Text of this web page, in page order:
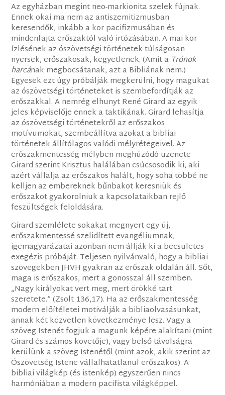
Az egyházban megint neo-markionita szelek fújnak.
Ennek okai ma nem az antiszemitizmusban
keresendők, inkább a kor pacifizmusában és
mindenfajta erőszaktól való irtózásában. A mai kor
ízlésének az ószövetségi történetek túlságosan
nyersek, erőszakosak, kegyetlenek. (Amit a Trónok
harcának megbocsátanak, azt a Bibliának nem.)
Egyesek ezt úgy próbálják megkerülni, hogy magukat
az ószövetségi történeteket is szembefordítják az
erőszakkal. A nemrég elhunyt René Girard az egyik
jeles képviselője ennek a taktikának. Girard lehasítja
az ószövetségi történetekről az erőszakos
motívumokat, szembeállítva azokat a bibliai
történetek állítólagos valódi mélyrétegeivel. Az
erőszakmentesség mélyben meghúzódó üzenete
Girard szerint Krisztus halálában csúcsosodik ki, aki
azért vállalja az erőszakos halált, hogy soha többé ne
kelljen az embereknek bűnbakot keresniük és
erőszakot gyakorolniuk a kapcsolataikban rejlő
feszültségek feloldására.
Girard szemlélete sokakat megnyert egy új,
erőszakmentessé szelidített evangéliumnak,
igemagyarázatai azonban nem állják ki a becsületes
exegézis próbáját. Teljesen nyilvánvaló, hogy a bibliai
szövegekben JHVH gyakran az erőszak oldalán áll. Sőt,
maga is erőszakos, mert a gonosszal áll szemben.
„Nagy királyokat vert meg, mert örökké tart
szeretete.” (Zsolt 136,17). Ha az erőszakmentesség
modern előítéletei motiválják a bibliaolvasásunkat,
annak két közvetlen következménye lesz. Vagy a
szöveg Istenét fogjuk a magunk képére alakítani (mint
Girard és számos követője), vagy belső távolságra
kerülünk a szöveg Istenétől (mint azok, akik szerint az
Ószövetség Istene vállalhatatlanul erőszakos). A
bibliai világkép (és istenkép) egyszerűen nincs
harmóniában a modern pacifista világképpel.